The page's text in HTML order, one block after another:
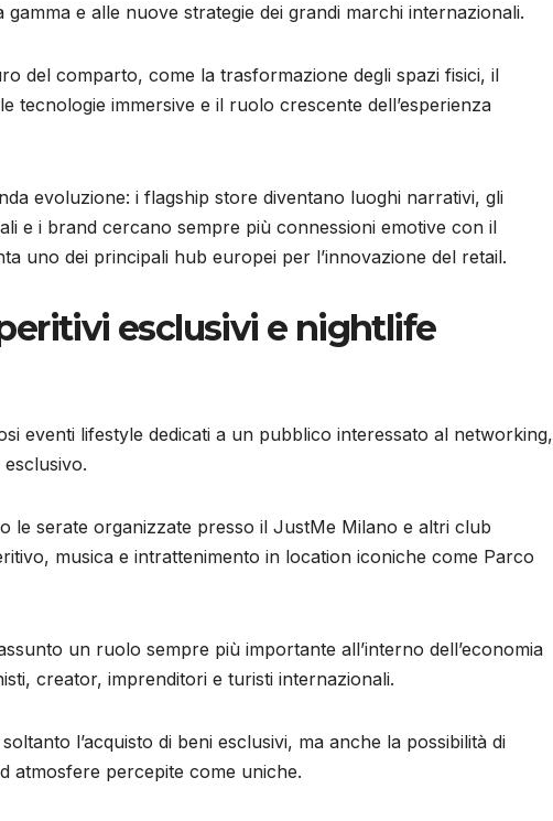
e alle nuove strategie dei grandi marchi internazionali.
del comparto, come la trasformazione degli spazi fisici, il
tecnologie immersive e il ruolo crescente dell’esperienza
evoluzione: i flagship store diventano luoghi narrativi, gli
e i brand cercano sempre più connessioni emotive con il
uno dei principali hub europei per l’innovazione del retail.
esclusivi e nightlife
eventi lifestyle dedicati a un pubblico interessato al networking,
le serate organizzate presso il JustMe Milano e altri club
musica e intrattenimento in location iconiche come Parco
un ruolo sempre più importante all’interno dell’economia
creator, imprenditori e turisti internazionali.
l’acquisto di beni esclusivi, ma anche la possibilità di
atmosfere percepite come uniche.